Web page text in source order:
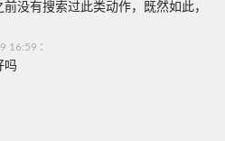
没有搜索过此类动作，既然如此，
16:59 :
吗